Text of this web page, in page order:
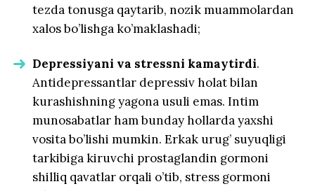
tezda tonusga qaytarib, nozik muammolardan
xalos bo’lishga ko’maklashadi;
Depressiyani va stressni kamaytirdi.
Antidepressantlar depressiv holat bilan
kurashishning yagona usuli emas. Intim
munosabatlar ham bunday hollarda yaxshi
vosita bo’lishi mumkin. Erkak urug’ suyuqligi
tarkibiga kiruvchi prostaglandin gormoni
shilliq qavatlar orqali o’tib, stress gormoni